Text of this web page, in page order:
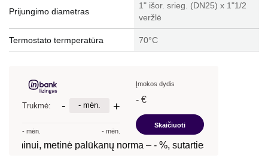
Prijungimo diametras
1" išor. srieg. (DN25) x 1"1/2
veržlė
Termostato termperatūra 70°C